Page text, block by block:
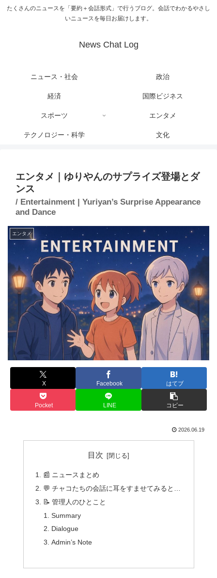
たくさんのニュースを「要約＋会話形式」で行うブログ。会話でわかるやさし
いニュースを毎日お届けします。
News Chat Log
ニュース・社会 政治
経済 国際ビジネス
スポーツ エンタメ
テクノロジー・科学 文化
エンタメ｜ゆりやんのサプライズ登場とダ
ンス
/ Entertainment | Yuriyan’s Surprise Appearance
and Dance
エンタメ
X Facebook はてブ
Pocket LINE コピー
2026.06.19
目次
📰 ニュースまとめ
💬 チャコたちの会話に耳をすませてみると…
📝 管理人のひとこと
Summary
Dialogue
Admin’s Note